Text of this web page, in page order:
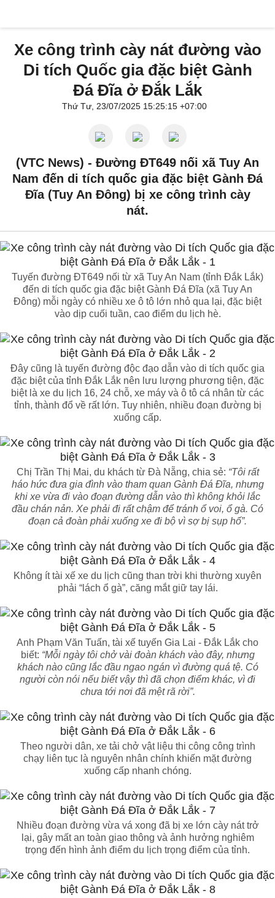
Xe công trình cày nát đường vào
Di tích Quốc gia đặc biệt Gành
Đá Đĩa ở Đắk Lắk
Thứ Tư, 23/07/2025 15:25:15 +07:00
(VTC News) - Đường ĐT649 nối xã Tuy An
Nam đến di tích quốc gia đặc biệt Gành Đá
Đĩa (Tuy An Đông) bị xe công trình cày
nát.
Tuyến đường ĐT649 nối từ xã Tuy An Nam (tỉnh Đắk Lắk)
đến di tích quốc gia đặc biệt Gành Đá Đĩa (xã Tuy An
Đông) mỗi ngày có nhiều xe ô tô lớn nhỏ qua lại, đặc biệt
vào dịp cuối tuần, cao điểm du lịch hè.
Đây cũng là tuyến đường độc đạo dẫn vào di tích quốc gia
đặc biệt của tỉnh Đắk Lắk nên lưu lượng phương tiện, đặc
biệt là xe du lịch 16, 24 chỗ, xe máy và ô tô cá nhân từ các
tỉnh, thành đổ về rất lớn. Tuy nhiên, nhiều đoạn đường bị
xuống cấp.
Chị Trần Thị Mai, du khách từ Đà Nẵng, chia sẻ: “Tôi rất
háo hức đưa gia đình vào tham quan Gành Đá Đĩa, nhưng
khi xe vừa đi vào đoạn đường dẫn vào thì không khỏi lắc
đầu chán nản. Xe phải đi rất chậm để tránh ổ voi, ổ gà. Có
đoạn cả đoàn phải xuống xe đi bộ vì sợ bị sụp hố”.
Không ít tài xế xe du lịch cũng than trời khi thường xuyên
phải “lách ổ gà”, căng mắt giữ tay lái.
Anh Phạm Văn Tuấn, tài xế tuyến Gia Lai - Đắk Lắk cho
biết: “Mỗi ngày tôi chở vài đoàn khách vào đây, nhưng
khách nào cũng lắc đầu ngao ngán vì đường quá tệ. Có
người còn nói nếu biết vậy thì đã chọn điểm khác, vì đi
chưa tới nơi đã mệt rã rời”.
Theo người dân, xe tải chở vật liệu thi công công trình
chạy liên tục là nguyên nhân chính khiến mặt đường
xuống cấp nhanh chóng.
Nhiều đoạn đường vừa vá xong đã bị xe lớn cày nát trở
lại, gây mất an toàn giao thông và ảnh hưởng nghiêm
trọng đến hình ảnh điểm du lịch trọng điểm của tỉnh.